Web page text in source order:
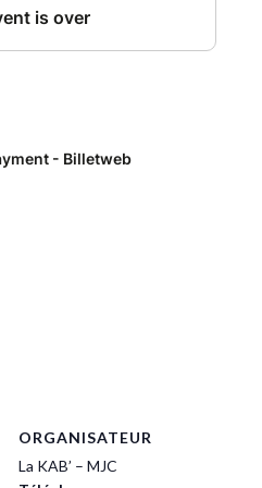
ORGANISATEUR
La KAB’ – MJC